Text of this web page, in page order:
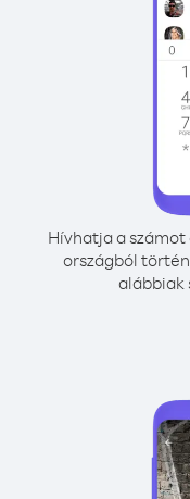
Hívhatja a
országból
alábbiak